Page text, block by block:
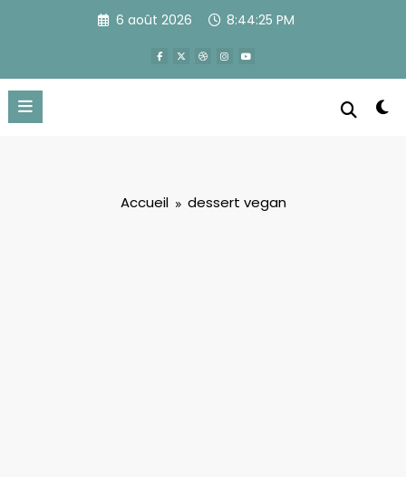
6 août 2026 8:44:26 PM
Accueil dessert vegan